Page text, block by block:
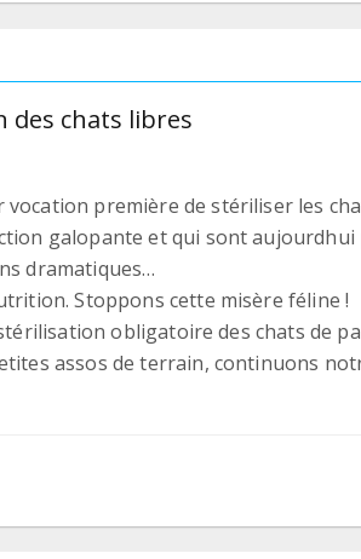
des chats libres
première de stériliser les
galopante et qui sont aujourdhui
dramatiques…
Stoppons cette misère féline !
obligatoire des chats de
assos de terrain, continuons